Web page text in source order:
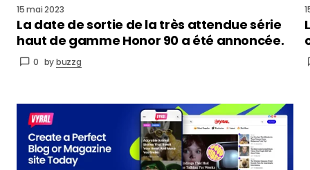
15 mai 2023
La date de sortie de la très attendue série
haut de gamme Honor 90 a été annoncée.
0 bybuzzg